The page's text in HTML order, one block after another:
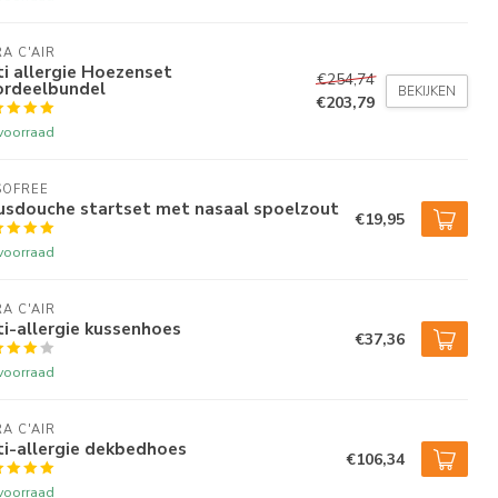
C'AIR
allergie Hoezenset
€254,74
€203,79
BEKIJKEN
startset met nasaal spoelzout €19,95
C'AIR
allergie kussenhoes €37,36
C'AIR
allergie dekbedhoes €106,34